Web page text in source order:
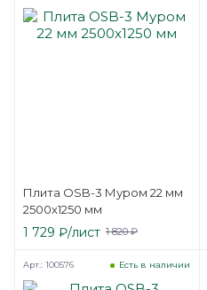
Плита OSB-3 Муром 22 мм
2500х1250 мм
1 729 ₽/лист 1 820₽
Есть в наличии
Арт.: 100576